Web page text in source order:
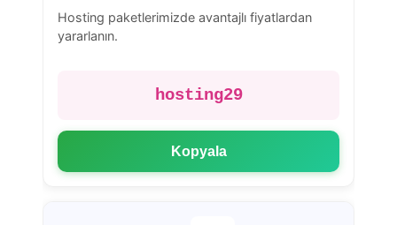
Hosting paketlerimizde avantajlı fiyatlardan
yararlanın.
hosting29
Kopyala